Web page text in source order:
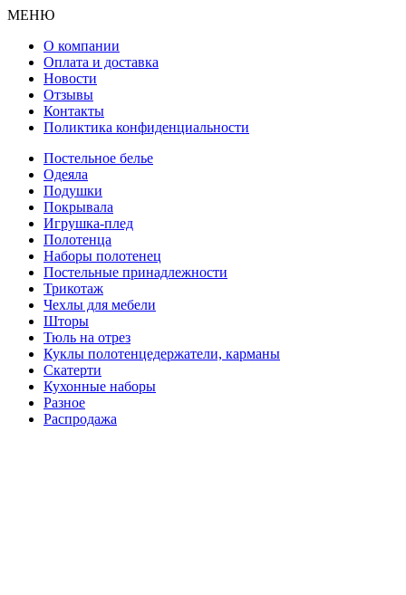
МЕНЮ
О компании
Оплата и доставка
Новости
Отзывы
Контакты
Поликтика конфиденциальности
Постельное белье
Одеяла
Подушки
Покрывала
Игрушка-плед
Полотенца
Наборы полотенец
Постельные принадлежности
Трикотаж
Чехлы для мебели
Шторы
Тюль на отрез
Куклы полотенцедержатели, карманы
Скатерти
Кухонные наборы
Разное
Распродажа